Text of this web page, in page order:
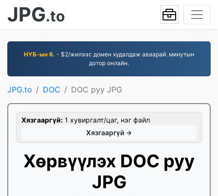
JPG.to
НҮБ-ын 6. - $2/жилээс домен худалдаж аваарай. минутын
дотор онлайн.
JPG.to DOC DOC руу JPG
Хязгааргүй: 1 хувиргалт/цаг, нэг файл
Хязгааргүй →
Хөрвүүлэх DOC руу
JPG